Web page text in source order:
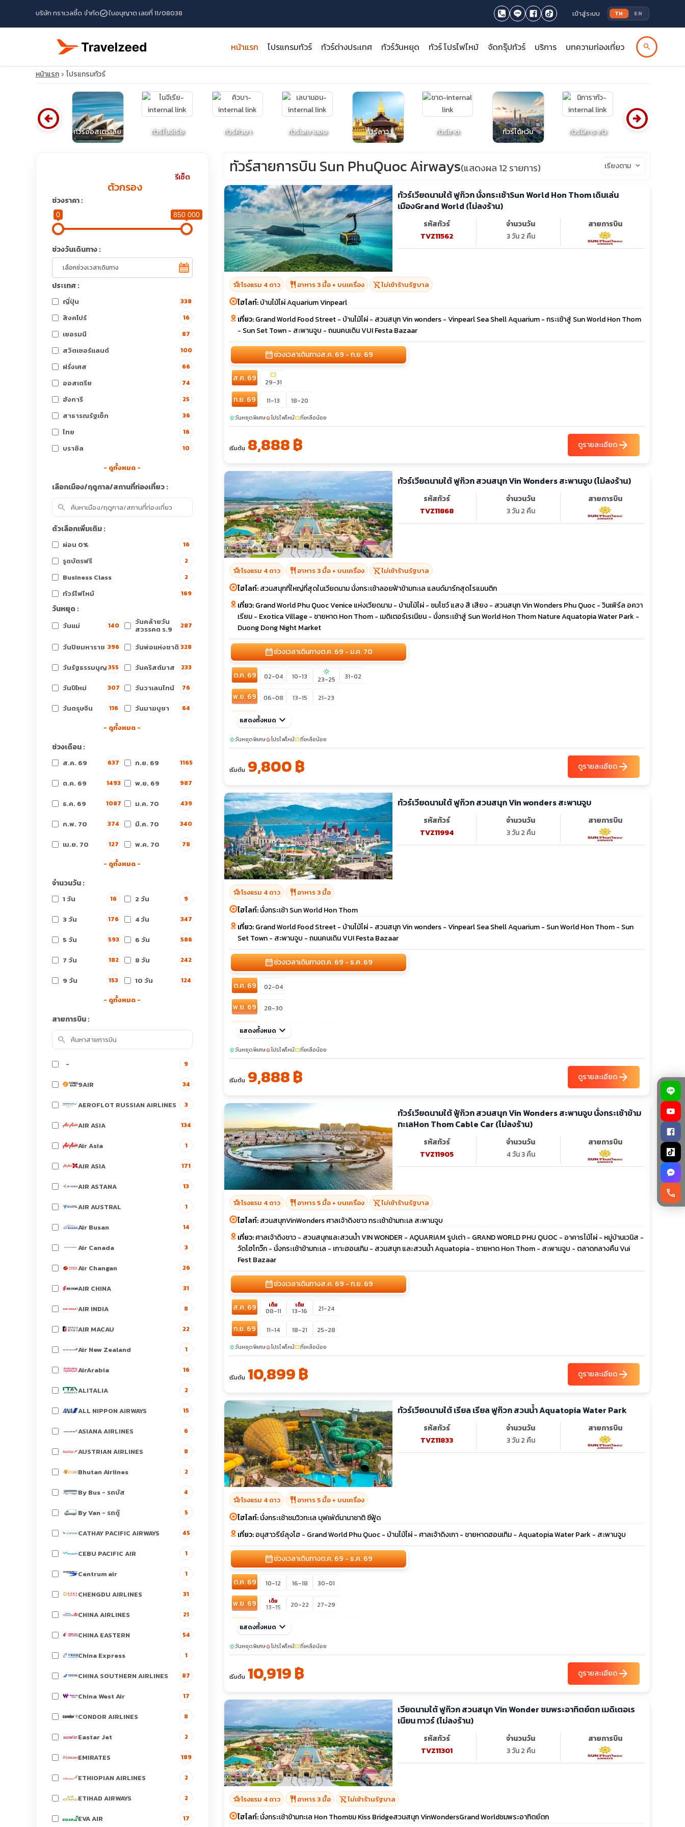
บริษัท ทราเวลซี้ด จำกัดcheck_circleใบอนุญาต เลขที่ 11/08038 เข้าสู่ระบบ TH EN
หน้าแรก โปรแกรมทัวร์ ทัวร์ต่างประเทศ ทัวร์วันหยุด ทัวร์ โปรไฟไหม้ จัดกรุ๊ปทัวร์ บริการ บทความท่องเที่ยว search
close
หน้าแรก โปรแกรมทัวร์
ทัวร์นิการากัว ทัวร์ออสเตรเลีย ทัวร์ไนจีเรีย ทัวร์คิวบา ทัวร์เลบานอน ทัวร์ลาว ทัวร์ชาด ทัวร์ไต้หวัน ทัวร์นิการากัว ทัวร์ออสเตรเลีย
arrow_circle_left arrow_circle_right
รีเซ็ต
ตัวกรอง
ช่วงราคา :
0 850 000
ช่วงวันเดินทาง :
ประเทศ :
ญี่ปุ่น 338
สิงคโปร์ 16
เยอรมนี 87
สวิตเซอร์แลนด์ 100
ฝรั่งเศส 66
ออสเตรีย 74
ฮังการี 25
สาธารณรัฐเช็ก 36
ไทย 16
บราซิล 10
- ดูทั้งหมด -
เลือกเมือง/ฤดูกาล/สถานที่ท่องเที่ยว :
search
ตัวเลือกเพิ่มเติม :
ผ่อน 0% 16
รูดบัตรฟรี 2
Business Class 2
ทัวร์ไฟไหม้ 169
วันหยุด :
วันแม่ 140 วันคล้ายวัน
สวรรคต ร.9 287
วันปิยมหาราช 396 วันพ่อแห่งชาติ 328
วันรัฐธรรมนูญ355 วันคริสต์มาส 233
วันปีใหม่ 307 วันวาเลนไทน์ 76
วันตรุษจีน 116 วันมาฆบูชา 64
- ดูทั้งหมด -
ช่วงเดือน :
ส.ค. 69 637 ก.ย. 69 1165
ต.ค. 69 1493 พ.ย. 69 987
ธ.ค. 69 1087 ม.ค. 70 439
ก.พ. 70 374 มี.ค. 70 340
เม.ย. 70 127 พ.ค. 70 78
- ดูทั้งหมด -
จำนวนวัน :
1 วัน 16 2 วัน 9
3 วัน 176 4 วัน 347
5 วัน 593 6 วัน 586
7 วัน 182 8 วัน 242
9 วัน 153 10 วัน 124
- ดูทั้งหมด -
สายการบิน :
search
- 9
9AIR 34
AEROFLOT RUSSIAN AIRLINES 3
AIR ASIA 134
Air Asia 1
AIR ASIA 171
AIR ASTANA 13
AIR AUSTRAL 1
Air Busan 14
Air Canada 3
Air Changan 26
AIR CHINA 31
AIR INDIA 8
AIR MACAU 22
Air New Zealand 1
AirArabia 16
ALITALIA 2
ALL NIPPON AIRWAYS 15
ASIANA AIRLINES 6
AUSTRIAN AIRLINES 8
Bhutan Airlines 2
By Bus - รถบัส 4
By Van - รถตู้ 5
CATHAY PACIFIC AIRWAYS 45
CEBU PACIFIC AIR 1
Centrum air 1
CHENGDU AIRLINES 31
CHINA AIRLINES 21
CHINA EASTERN 54
China Express 1
CHINA SOUTHERN AIRLINES 87
China West Air 17
CONDOR AIRLINES 8
Eastar Jet 2
EMIRATES 189
ETHIOPIAN AIRLINES 2
ETIHAD AIRWAYS 2
EVA AIR 17
ทัวร์สายการบิน Sun PhuQuoc Airways(แสดงผล 12 รายการ) เรียงตาม keyboard_arrow_down
ทัวร์เวียดนามใต้ ฟูก๊วก นั่งกระเช้าSun World Hon Thom เดินเล่น
เมืองGrand World (ไม่ลงร้าน)
รหัสทัวร์
TVZ11562
จำนวนวัน
3 วัน 2 คืน
สายการบิน
hotel_classโรงแรม 4 ดาว restaurant อาหาร 3 มื้อ + บนเครื่อง shopping_cart_offไม่เข้าร้านรัฐบาล
ไฮไลท์:บ้านไม้ไผ่ Aquarium Vinpearl
เที่ยว:Grand World Food Street - บ้านไม้ไผ่ - สวนสนุก Vin wonders - Vinpearl Sea Shell Aquarium - กระเช้าสู่ Sun World Hon Thom
- Sun Set Town - สะพานจูบ - ถนนคนเดิน VUI Festa Bazaar
calendar_monthช่วงเวลาเดินทางส.ค. 69 - ก.ย. 69
ส.ค. 69 confirmation_number
29-31
ก.ย. 69 11-13 18-20
sunnyวันหยุดพิเศษlocal_fire_departmentโปรไฟไหม้confirmation_numberที่เหลือน้อย
เริ่มต้น 8,888 ฿ ดูรายละเอียดarrow_forward
ทัวร์เวียดนามใต้ ฟูก๊วก สวนสนุก Vin Wonders สะพานจูบ (ไม่ลงร้าน)
รหัสทัวร์
TVZ11868
จำนวนวัน
3 วัน 2 คืน
สายการบิน
hotel_classโรงแรม 4 ดาว restaurant อาหาร 3 มื้อ + บนเครื่อง shopping_cart_offไม่เข้าร้านรัฐบาล
ไฮไลท์:สวนสนุกที่ใหญ่ที่สุดในเวียดนาม นั่งกระเช้าลอยฟ้าข้ามทะเล แลนด์มาร์กสุดโรแมนติก
เที่ยว:Grand World Phu Quoc Venice แห่งเวียดนาม - บ้านไม้ไผ่ - ชมโชว์ แสง สี เสียง - สวนสนุก Vin Wonders Phu Quoc - วินเพิร์ล อควา
เรียม - Exotica Village - ชายหาด Hon Thom - เมดิเตอร์เรเนียน - นั่งกระเช้าสู่ Sun World Hon Thom Nature Aquatopia Water Park -
Duong Dong Night Market
calendar_monthช่วงเวลาเดินทางต.ค. 69 - ม.ค. 70
ต.ค. 69 02-04 10-13
sunny
23-25 31-02
พ.ย. 69 06-08 13-15 21-23
ธ.ค. 69 10-12
แสดงทั้งหมด keyboard_arrow_down
sunnyวันหยุดพิเศษlocal_fire_departmentโปรไฟไหม้confirmation_numberที่เหลือน้อย
เริ่มต้น 9,800 ฿ ดูรายละเอียดarrow_forward
ทัวร์เวียดนามใต้ ฟูก๊วก สวนสนุก Vin wonders สะพานจูบ
รหัสทัวร์
TVZ11994
จำนวนวัน
3 วัน 2 คืน
สายการบิน
hotel_classโรงแรม 4 ดาว restaurant อาหาร 3 มื้อ
ไฮไลท์:นั่งกระเช้า Sun World Hon Thom
เที่ยว:Grand World Food Street - บ้านไม้ไผ่ - สวนสนุก Vin wonders - Vinpearl Sea Shell Aquarium - Sun World Hon Thom - Sun
Set Town - สะพานจูบ - ถนนคนเดิน VUI Festa Bazaar
calendar_monthช่วงเวลาเดินทางต.ค. 69 - ธ.ค. 69
ต.ค. 69 02-04
พ.ย. 69 28-30
ธ.ค. 69 06-08
แสดงทั้งหมด keyboard_arrow_down
sunnyวันหยุดพิเศษlocal_fire_departmentโปรไฟไหม้confirmation_numberที่เหลือน้อย
เริ่มต้น 9,888 ฿ ดูรายละเอียดarrow_forward
ทัวร์เวียดนามใต้ ฟู้ก๊วก สวนสนุก Vin Wonders สะพานจูบ นั่งกระเช้าข้าม
ทะเลHon Thom Cable Car (ไม่ลงร้าน)
รหัสทัวร์
TVZ11905
จำนวนวัน
4 วัน 3 คืน
สายการบิน
hotel_classโรงแรม 4 ดาว restaurant อาหาร 5 มื้อ + บนเครื่อง shopping_cart_offไม่เข้าร้านรัฐบาล
ไฮไลท์:สวนสนุกVinWonders ศาลเจ้าดิงชาว กระเช้าข้ามทะเล สะพานจูบ
เที่ยว:ศาลเจ้าดิงชาว - สวนสนุกและสวนน้ำ VIN WONDER - AQUARIAM รูปเต่า - GRAND WORLD PHU QUOC - อาคารไม้ไผ่ - หมู่บ้านเวนิส -
วัดโฮโกว๊ก - นั่งกระเช้าข้ามทะเล - เกาะฮอนเทิม - สวนสนุก และสวนน้ำ Aquatopia - ชายหาด Hon Thom - สะพานจูบ - ตลาดกลางคืน Vui
Fest Bazaar
calendar_monthช่วงเวลาเดินทางส.ค. 69 - ก.ย. 69
ส.ค. 69 เต็ม
08-11
เต็ม
13-16 21-24
ก.ย. 69 11-14 18-21 25-28
sunnyวันหยุดพิเศษlocal_fire_departmentโปรไฟไหม้confirmation_numberที่เหลือน้อย
เริ่มต้น 10,899 ฿ ดูรายละเอียดarrow_forward
ทัวร์เวียดนามใต้ เรียล เรียล ฟูก๊วก สวนน้ำ Aquatopia Water Park
รหัสทัวร์
TVZ11833
จำนวนวัน
3 วัน 2 คืน
สายการบิน
hotel_classโรงแรม 4 ดาว restaurant อาหาร 5 มื้อ + บนเครื่อง
ไฮไลท์:นั่งกระเช้าชมวิวทะเล บุฟเฟ่ต์นานาชาติ ซีฟู้ด
เที่ยว:อนุสาวรีย์ลุงโฮ - Grand World Phu Quoc - บ้านไม้ไผ่ - ศาลเจ้าดิงเกา - ชายหาดฮอนเทิม - Aquatopia Water Park - สะพานจูบ
calendar_monthช่วงเวลาเดินทางต.ค. 69 - ธ.ค. 69
ต.ค. 69 10-12 16-18 30-01
พ.ย. 69 เต็ม
13-15 20-22 27-29
ธ.ค. 69 04-06
แสดงทั้งหมด keyboard_arrow_down
sunnyวันหยุดพิเศษlocal_fire_departmentโปรไฟไหม้confirmation_numberที่เหลือน้อย
เริ่มต้น 10,919 ฿ ดูรายละเอียดarrow_forward
เวียดนามใต้ ฟูก๊วก สวนสนุก Vin Wonder ชมพระอาทิตย์ตก เมดิเตอเร
เนียน ทาวร์ (ไม่ลงร้าน)
รหัสทัวร์
TVZ11301
จำนวนวัน
3 วัน 2 คืน
สายการบิน
hotel_classโรงแรม 4 ดาว restaurant อาหาร 3 มื้อ shopping_cart_offไม่เข้าร้านรัฐบาล
ไฮไลท์:นั่งกระเช้าข้ามทะเล Hon Thomชม Kiss Bridgeสวนสนุก VinWondersGrand Worldชมพระอาทิตย์ตก
call